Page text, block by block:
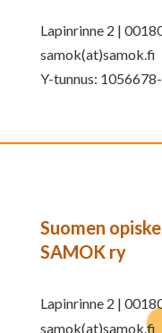
Lapinrinne 2 |
samok(at)samok.fi
Y-tunnus:
Suomen
SAMOK ry
Lapinrinne 2 |
samok(at)samok.fi